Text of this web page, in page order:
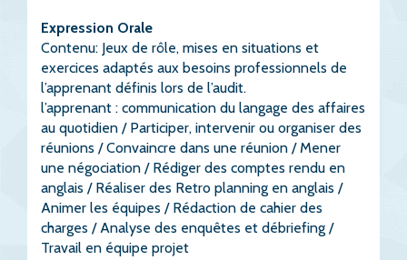
Expression Orale
Contenu: Jeux de rôle, mises en situations et
exercices adaptés aux besoins professionnels de
l’apprenant définis lors de l’audit.
l’apprenant : communication du langage des affaires
au quotidien / Participer, intervenir ou organiser des
réunions / Convaincre dans une réunion / Mener
une négociation / Rédiger des comptes rendu en
anglais / Réaliser des Retro planning en anglais /
Animer les équipes / Rédaction de cahier des
charges / Analyse des enquêtes et débriefing /
Travail en équipe projet